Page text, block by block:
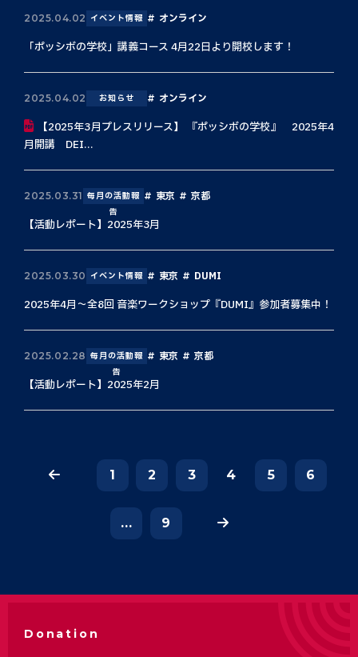
2025.04.02 イベント情報 オンライン
「ポッシボの学校」講義コース 4月22日より開校します！
2025.04.02 お知らせ オンライン
【2025年3月プレスリリース】 『ポッシボの学校』 2025年4
月開講 DEI...
2025.03.31 毎月の活動報
告
東京 京都
【活動レポート】2025年3月
2025.03.30 イベント情報 東京 DUMI
2025年4月〜全8回 音楽ワークショップ『DUMI』参加者募集中！
2025.02.28 毎月の活動報
告
東京 京都
【活動レポート】2025年2月
1 2 3 4 5 6
... 9
Donation